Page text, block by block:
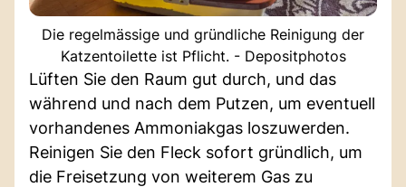
Die regelmässige und gründliche Reinigung der
Katzentoilette ist Pflicht. - Depositphotos
Lüften Sie den Raum gut durch, und das
während und nach dem Putzen, um eventuell
vorhandenes Ammoniakgas loszuwerden.
Reinigen Sie den Fleck sofort gründlich, um
die Freisetzung von weiterem Gas zu